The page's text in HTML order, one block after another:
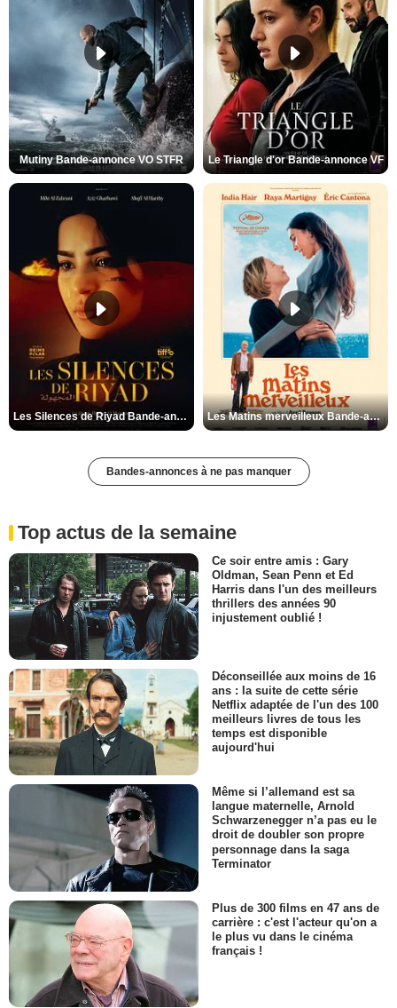
Mutiny Bande-annonce VO STFR Le Triangle d'or Bande-annonce VF
Les Silences de Riyad Bande-annonce VO STFR Les Matins merveilleux Bande-annonce VF
Bandes-annonces à ne pas manquer
Top actus de la semaine
Ce soir entre amis : Gary
Oldman, Sean Penn et Ed
Harris dans l'un des meilleurs
thrillers des années 90
injustement oublié !
Déconseillée aux moins de 16
ans : la suite de cette série
Netflix adaptée de l'un des 100
meilleurs livres de tous les
temps est disponible
aujourd'hui
Même si l’allemand est sa
langue maternelle, Arnold
Schwarzenegger n’a pas eu le
droit de doubler son propre
personnage dans la saga
Terminator
Plus de 300 films en 47 ans de
carrière : c'est l'acteur qu'on a
le plus vu dans le cinéma
français !